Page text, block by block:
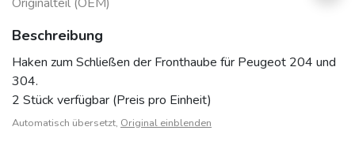
Beschreibung
Haken zum Schließen der Fronthaube für Peugeot 204 und
304.
2 Stück verfügbar (Preis pro Einheit)
Automatisch übersetzt, Original einblenden